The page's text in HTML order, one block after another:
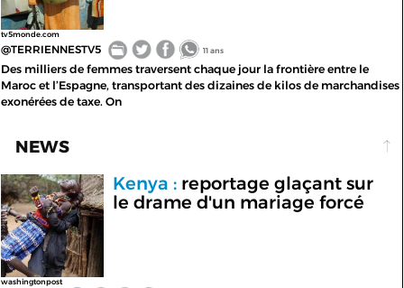
tv5monde.com
@TERRIENNESTV5 11 ans
Des milliers de femmes traversent chaque jour la frontière entre le
Maroc et l’Espagne, transportant des dizaines de kilos de marchandises
exonérées de taxe. On
NEWS
washingtonpost
Kenya :reportage glaçant sur
le drame d'un mariage forcé